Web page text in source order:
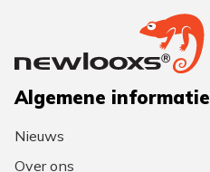
Algemene informatie
Nieuws
Over ons